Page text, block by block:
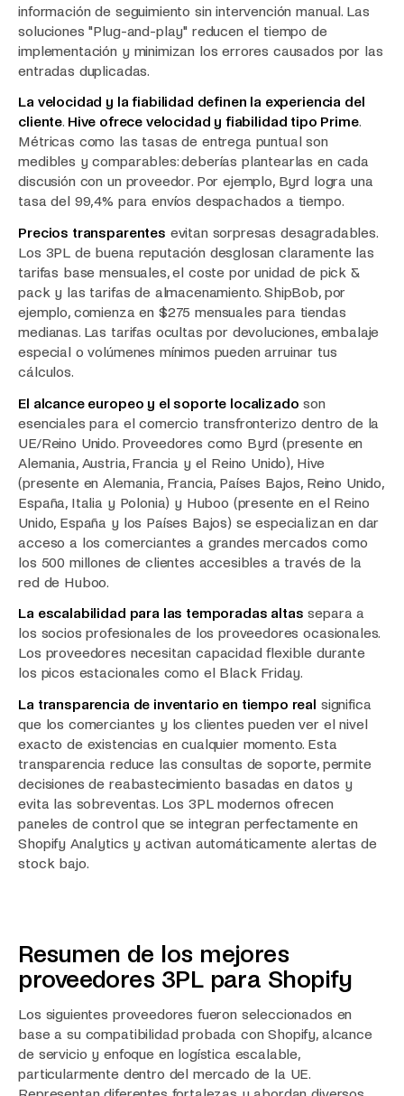
información de seguimiento sin intervención manual. Las
soluciones "Plug-and-play" reducen el tiempo de
implementación y minimizan los errores causados por las
entradas duplicadas.
La velocidad y la fiabilidad definen la experiencia del
cliente. Hive ofrece velocidad y fiabilidad tipo Prime.
Métricas como las tasas de entrega puntual son
medibles y comparables: deberías plantearlas en cada
discusión con un proveedor. Por ejemplo, Byrd logra una
tasa del 99,4% para envíos despachados a tiempo.
Precios transparentes evitan sorpresas desagradables.
Los 3PL de buena reputación desglosan claramente las
tarifas base mensuales, el coste por unidad de pick &
pack y las tarifas de almacenamiento. ShipBob, por
ejemplo, comienza en $275 mensuales para tiendas
medianas. Las tarifas ocultas por devoluciones, embalaje
especial o volúmenes mínimos pueden arruinar tus
cálculos.
El alcance europeo y el soporte localizado son
esenciales para el comercio transfronterizo dentro de la
UE/Reino Unido. Proveedores como Byrd (presente en
Alemania, Austria, Francia y el Reino Unido), Hive
(presente en Alemania, Francia, Países Bajos, Reino Unido,
España, Italia y Polonia) y Huboo (presente en el Reino
Unido, España y los Países Bajos) se especializan en dar
acceso a los comerciantes a grandes mercados como
los 500 millones de clientes accesibles a través de la
red de Huboo.
La escalabilidad para las temporadas altas separa a
los socios profesionales de los proveedores ocasionales.
Los proveedores necesitan capacidad flexible durante
los picos estacionales como el Black Friday.
La transparencia de inventario en tiempo real significa
que los comerciantes y los clientes pueden ver el nivel
exacto de existencias en cualquier momento. Esta
transparencia reduce las consultas de soporte, permite
decisiones de reabastecimiento basadas en datos y
evita las sobreventas. Los 3PL modernos ofrecen
paneles de control que se integran perfectamente en
Shopify Analytics y activan automáticamente alertas de
stock bajo.
Resumen de los mejores
proveedores 3PL para Shopify
Los siguientes proveedores fueron seleccionados en
base a su compatibilidad probada con Shopify, alcance
de servicio y enfoque en logística escalable,
particularmente dentro del mercado de la UE.